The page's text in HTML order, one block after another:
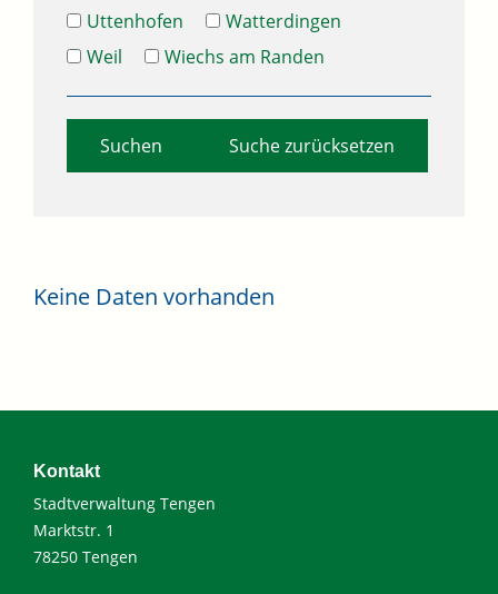
Uttenhofen
Watterdingen
Weil
Wiechs am Randen
Suche zurücksetzen
Keine Daten vorhanden
Kontakt
Stadtverwaltung Tengen
Marktstr. 1
78250 Tengen